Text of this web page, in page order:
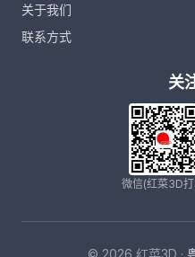
关于我们
联系方式
关
微信(红菜3D
© 2026 红菜3D ·